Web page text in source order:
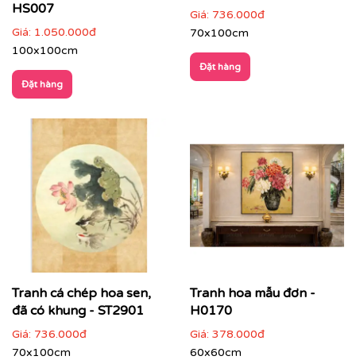
HS007
Giá: 1.050.000đ
100x100cm
Đặt hàng
Giá: 736.000đ
70x100cm
Đặt hàng
Tranh cá chép hoa sen,
đã có khung - ST2901
Giá: 736.000đ
70x100cm
Tranh hoa mẫu đơn -
H0170
Giá: 378.000đ
60x60cm